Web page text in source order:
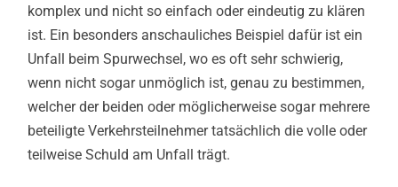
komplex und nicht so einfach oder eindeutig zu klären
ist. Ein besonders anschauliches Beispiel dafür ist ein
Unfall beim Spurwechsel, wo es oft sehr schwierig,
wenn nicht sogar unmöglich ist, genau zu bestimmen,
welcher der beiden oder möglicherweise sogar mehrere
beteiligte Verkehrsteilnehmer tatsächlich die volle oder
teilweise Schuld am Unfall trägt.